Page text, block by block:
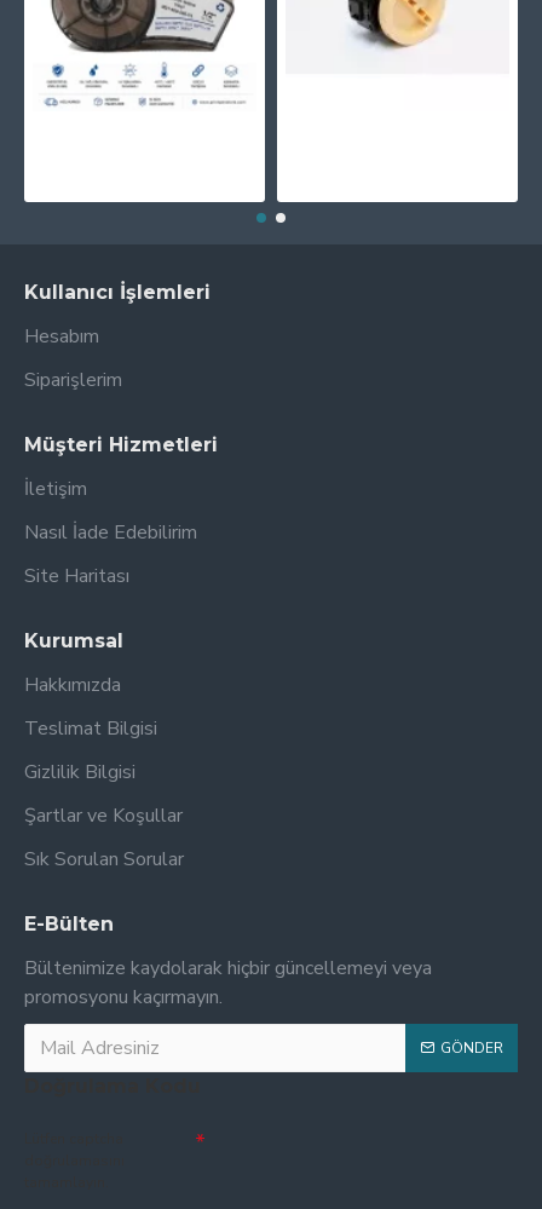
Kullanıcı İşlemleri
Hesabım
Siparişlerim
Müşteri Hizmetleri
İletişim
Nasıl İade Edebilirim
Site Haritası
Kurumsal
Hakkımızda
Teslimat Bilgisi
Gizlilik Bilgisi
Şartlar ve Koşullar
Sık Sorulan Sorular
E-Bülten
Bültenimize kaydolarak hiçbir güncellemeyi veya
promosyonu kaçırmayın.
GÖNDER